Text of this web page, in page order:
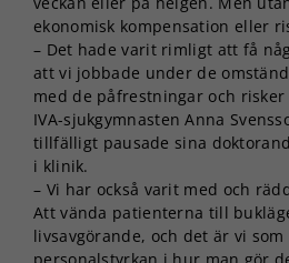
ekonomisk kompensation eller
– Det hade varit rimligt att få
att vi jobbade under de
med de påfrestningar och
IVA-sjukgymnasten Anna
tillfälligt pausade sina
i klinik.
– Vi har också varit med och
Att vända patienterna till
livsavgörande, och det är vi
personalstyrkan i hur man gör